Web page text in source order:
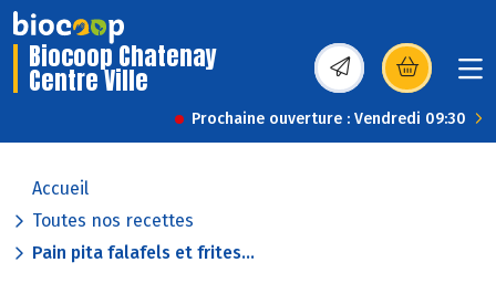
Biocoop Chatenay
Centre Ville (s’ouvre dans une
Prochaine ouverture : Vendredi 09:30
Accueil
Toutes nos recettes
Pain pita falafels et frites...